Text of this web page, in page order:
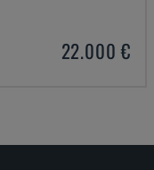
22.000 €